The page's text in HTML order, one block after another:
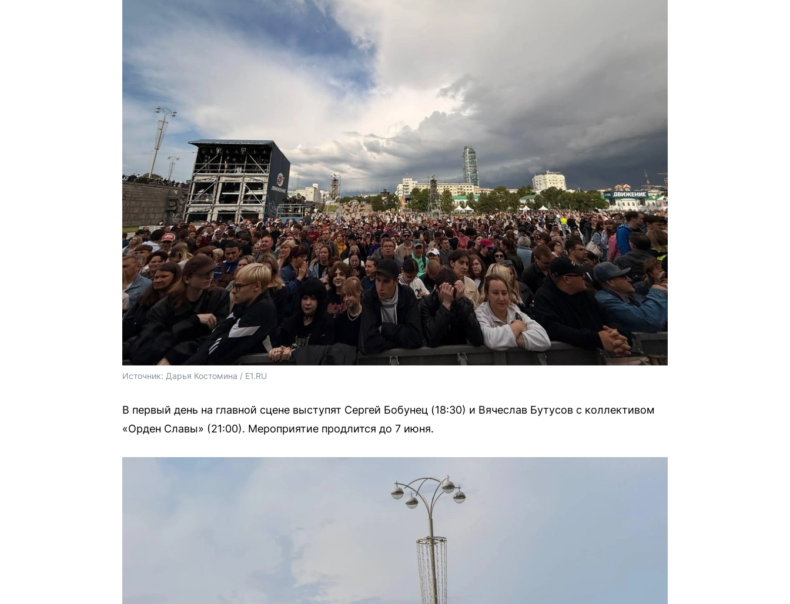
Источник: Дарья Костомина / E1.RU
В первый день на главной сцене выступят Сергей Бобунец (18:30) и Вячеслав Бутусов с коллективом
«Орден Славы» (21:00). Мероприятие продлится до 7 июня.